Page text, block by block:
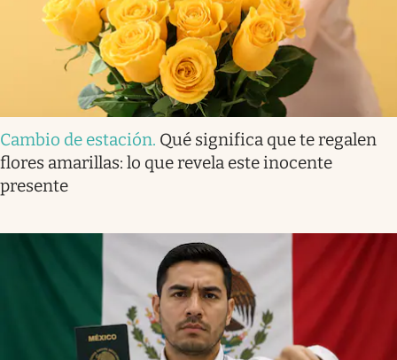
Cambio de estación. Qué significa que te regalen
flores amarillas: lo que revela este inocente
presente